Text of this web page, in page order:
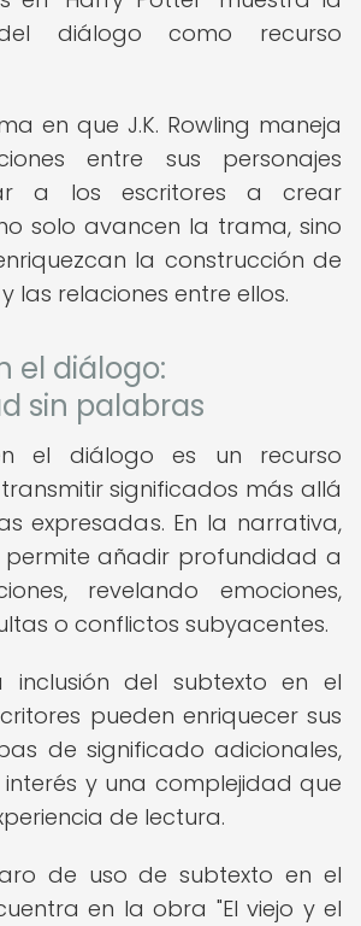
diálogo como recurso
en que J.K. Rowling maneja
entre sus personajes
a los escritores a crear
solo avancen la trama, sino
la construcción de
las relaciones entre ellos.
el diálogo:
sin palabras
el diálogo es un recurso
significados más allá
expresadas. En la narrativa,
permite añadir profundidad a
revelando emociones,
o conflictos subyacentes.
inclusión del subtexto en el
pueden enriquecer sus
de significado adicionales,
y una complejidad que
de lectura.
de uso de subtexto en el
en la obra "El viejo y el